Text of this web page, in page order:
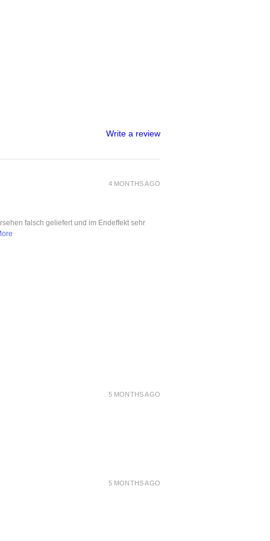
Write a review
4 MONTHS AGO
falsch geliefert und im Endeffekt sehr
5 MONTHS AGO
5 MONTHS AGO